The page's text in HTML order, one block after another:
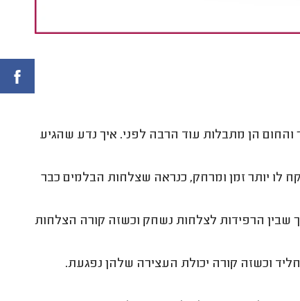
לרוב בגלל החיכוך והחום הן מתבלות עוד הרבה לפני. איך נדע שהגיע
לו יותר זמן ומרחק, כנראה שצלחות הבלמים כבר
שבין הרפידות לצלחות נשחק וכשזה קורה הצלחות
וכשזה קורה יכולת העצירה שלהן נפגעת.